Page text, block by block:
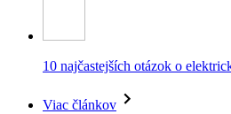
10 najčastejších otázok o
Viac článkov